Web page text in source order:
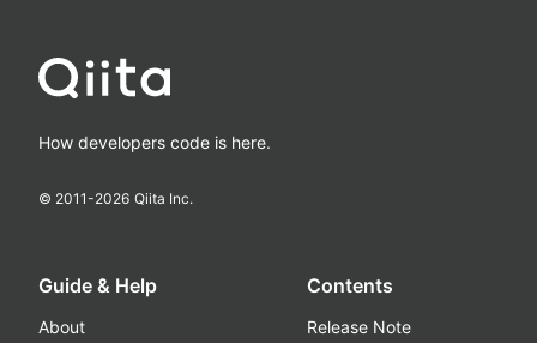
How developers code is here.
© 2011-2026 Qiita Inc.
Guide & Help
About
Contents
Release Note